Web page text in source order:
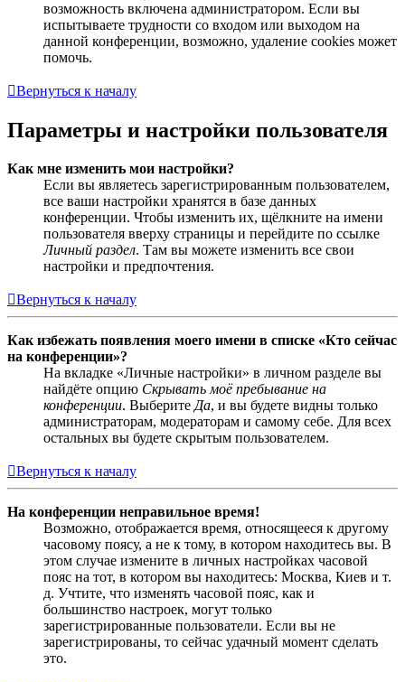
возможность включена администратором. Если вы
испытываете трудности со входом или выходом на
данной конференции, возможно, удаление cookies может
помочь.
Вернуться к началу
Параметры и настройки пользователя
Как мне изменить мои настройки?
Если вы являетесь зарегистрированным пользователем,
все ваши настройки хранятся в базе данных
конференции. Чтобы изменить их, щёлкните на имени
пользователя вверху страницы и перейдите по ссылке
Личный раздел. Там вы можете изменить все свои
настройки и предпочтения.
Вернуться к началу
Как избежать появления моего имени в списке «Кто сейчас
на конференции»?
На вкладке «Личные настройки» в личном разделе вы
найдёте опцию Скрывать моё пребывание на
конференции. Выберите Да, и вы будете видны только
администраторам, модераторам и самому себе. Для всех
остальных вы будете скрытым пользователем.
Вернуться к началу
На конференции неправильное время!
Возможно, отображается время, относящееся к другому
часовому поясу, а не к тому, в котором находитесь вы. В
этом случае измените в личных настройках часовой
пояс на тот, в котором вы находитесь: Москва, Киев и т.
д. Учтите, что изменять часовой пояс, как и
большинство настроек, могут только
зарегистрированные пользователи. Если вы не
зарегистрированы, то сейчас удачный момент сделать
это.